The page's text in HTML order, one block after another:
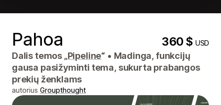
Pahoa 360 $USD
Dalis temos „Pipeline“ • Madinga, funkcijų
gausa pasižyminti tema, sukurta prabangos
prekių ženklams
autorius Groupthought